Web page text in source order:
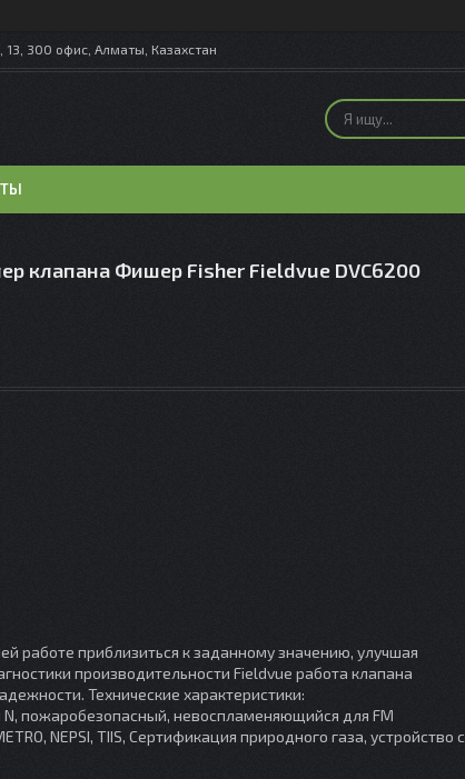
13, 300 офис, Алматы, Казахстан
клапана Фишер Fisher Fieldvue DVC6200
работе приблизиться к заданному значению, улучшая
производительности Fieldvue работа клапана
Технические характеристики:
пожаробезопасный, невоспламеняющийся для FM
NEPSI, TIIS, Сертификация природного газа, устройство с